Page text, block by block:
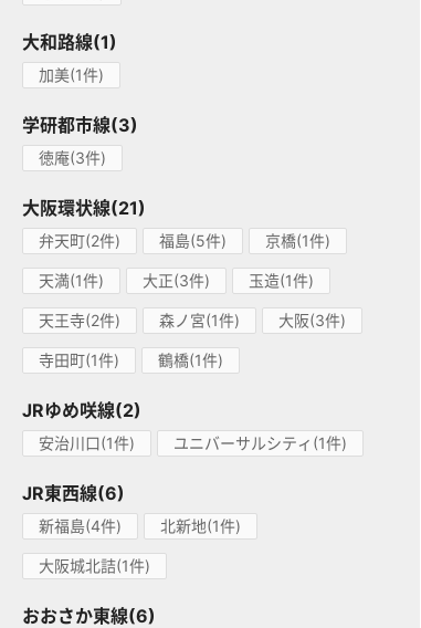
大和路線(1)
加美(1件)
学研都市線(3)
徳庵(3件)
大阪環状線(21)
弁天町(2件) 福島(5件) 京橋(1件)
天満(1件) 大正(3件) 玉造(1件)
天王寺(2件) 森ノ宮(1件) 大阪(3件)
寺田町(1件) 鶴橋(1件)
JRゆめ咲線(2)
安治川口(1件) ユニバーサルシティ(1件)
JR東西線(6)
新福島(4件) 北新地(1件)
大阪城北詰(1件)
おおさか東線(6)